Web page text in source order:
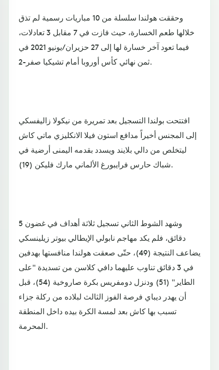
وحققت هولندا سلسلة من 10 مباريات رسمية لم تذق
خلالها طعم الخسارة، حيث فازت في 7 مقابل 3 تعادلات،
فيما تعود آخر خسارة لها إلى 27 حزيران/يونيو 2021 في
ثمن نهائي كأس أوروبا أمام تشيكيا صفر-2.
افتتحت بولندا التسجيل بعد تمريرة من نيكولا زاليفسكي
إلى المجنس أخيراً مدافع استون فيلا الانكليزي ماتي كاش
ليتخلص من دالي بلايند ويسدد بقدمه اليمنى أرضية في
شباك حارس فرايبورغ الألماني مارك فليكن (19).
وشهد الشوط الثاني تسجيل ثلاثة أهداف في غضون 5
دقائق، فلم يكد مهاجم نابولي الإيطالي بيوتر زيلينسكي
يضاعف النتيجة (49)، حتّى صعقت هولندا منافستها بهدفين
في 3 دقائق تناوب عليهما دافي كلاسن من تسديدة "على
الطاير" (51) ودنزل دومفريس بكرة صاروخية (54)، قبل
أن يهدر ديباي فرصة الفوز الثالث لبلاده من ركلة جزاء
تسبب بها كاش بعد لمسة الكرة بيده داخل المنطقة
المحرمة.